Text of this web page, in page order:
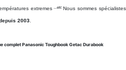
extremes ...etcNous sommes spécialistes
2003.
complet Panasonic Toughbook Getac Durabook